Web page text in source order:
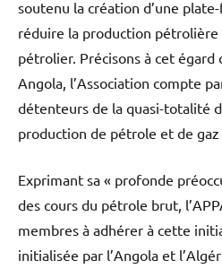
soutenu la création d’une
réduire la production
pétrolier. Précisons à cet égard
Angola, l’Association compte
détenteurs de la quasi-totalité
production de pétrole et de gaz
Exprimant sa « profonde
des cours du pétrole brut,
membres à adhérer à cette
initialisée par l’Angola et